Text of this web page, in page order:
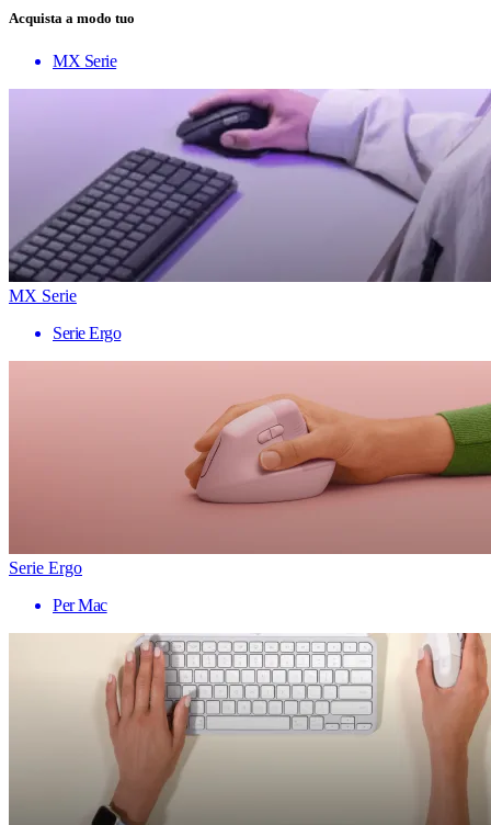
Acquista a modo tuo
MX Serie
MX Serie
Serie Ergo
Serie Ergo
Per Mac